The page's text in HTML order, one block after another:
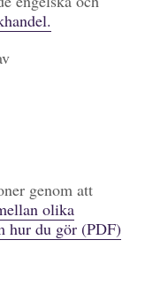
genom att
olika
hur du gör (PDF)